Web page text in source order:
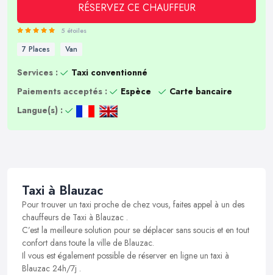
RÉSERVEZ CE CHAUFFEUR
5 étoiles
7 Places Van
Services :
Taxi conventionné
Paiements acceptés :
Espèce
Carte bancaire
Langue(s) :
Taxi à Blauzac
Pour trouver un taxi proche de chez vous, faites appel à un des
chauffeurs de Taxi à Blauzac .
C’est la meilleure solution pour se déplacer sans soucis et en tout
confort dans toute la ville de Blauzac.
Il vous est également possible de réserver en ligne un taxi à
Blauzac 24h/7j .